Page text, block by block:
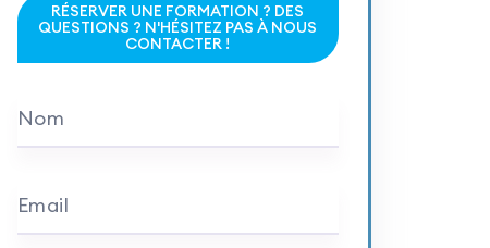
RÉSERVER UNE FORMATION ? DES
QUESTIONS ? N'HÉSITEZ PAS À NOUS
CONTACTER !
Nom
Email